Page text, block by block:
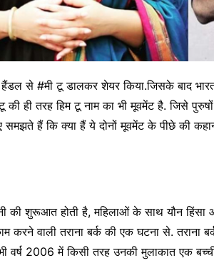
हैंडल से #मी टू डालकर शेयर किया.जिसके बाद
की ही तरह हिम टू नाम का भी मूवमेंट है. जिसे
समझते हैं कि क्या हैं ये दोनों मूवमेंट के पीछे की
की शुरूआत होती है, महिलाओं के साथ यौन
करने वाली तराना बर्क की एक घटना से. तराना
वर्ष 2006 में किसी तरह उनकी मुलाकात एक